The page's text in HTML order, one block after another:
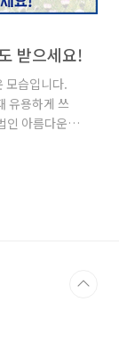
받으세요!
모습입니다.
유용하게 쓰
인 아름다운가
다운가게가
기부금단체
는 과하게 손상